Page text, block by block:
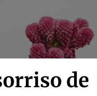
de